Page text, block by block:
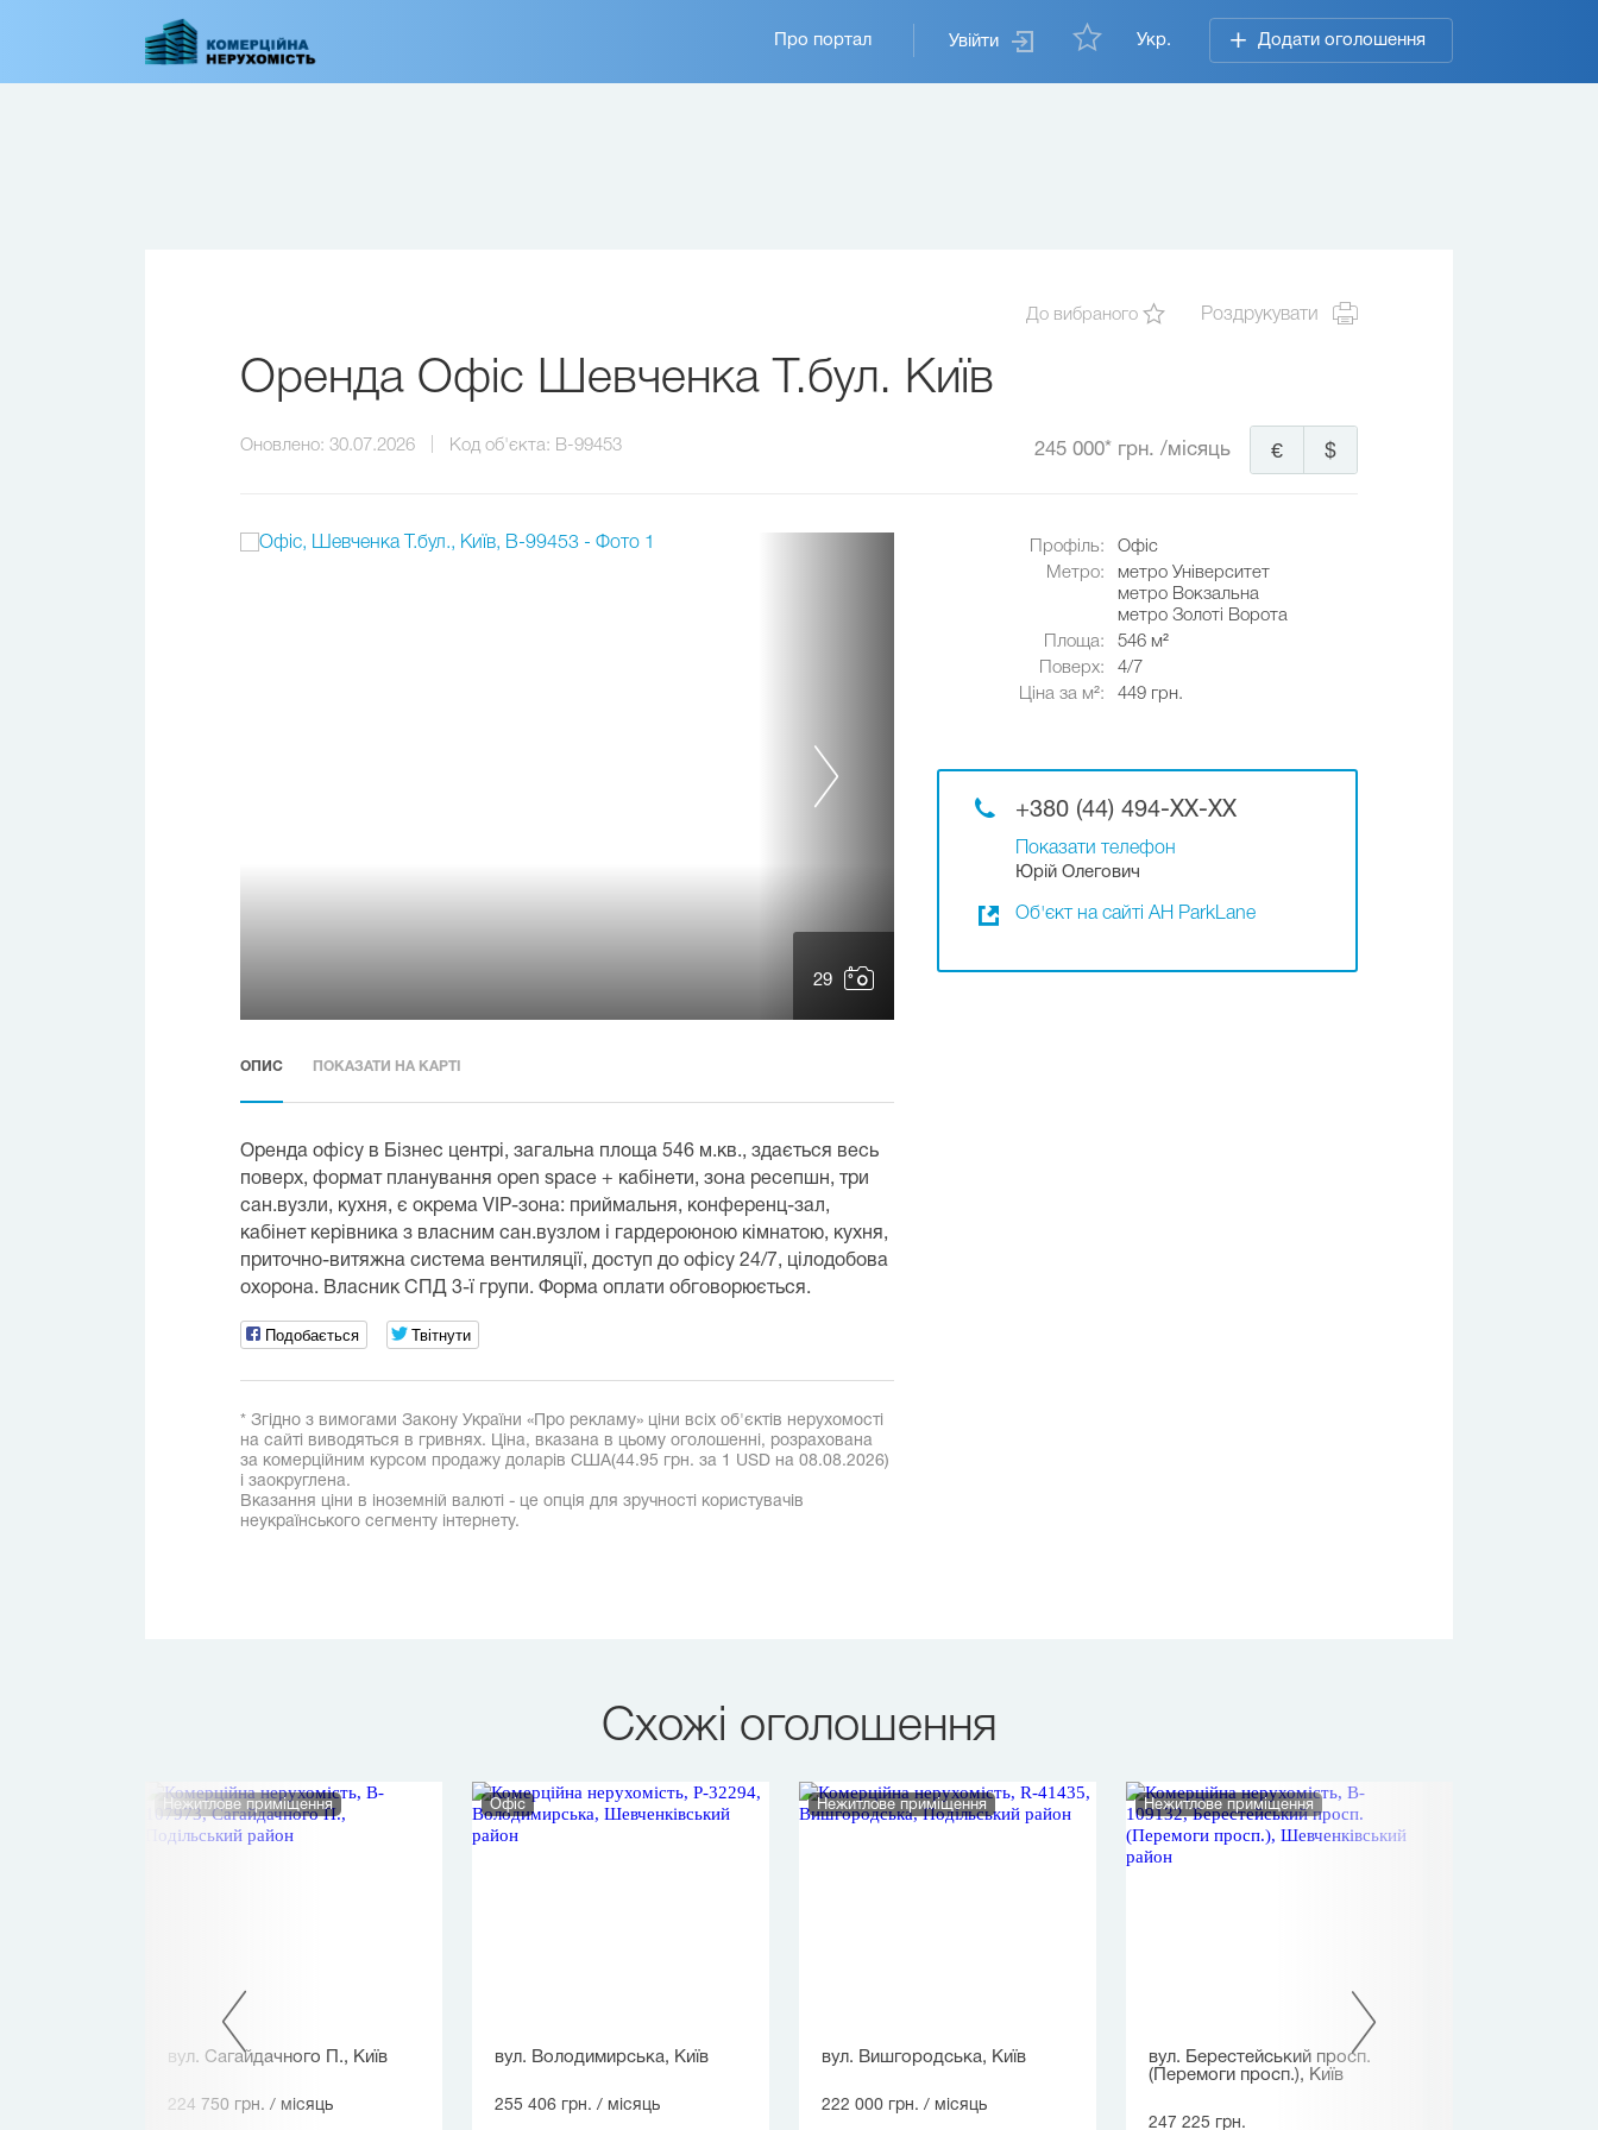
Увійти Укр. Додати оголошення
Основная
навигация
Про портал
До вибраного Роздрукувати
Оренда Офіс Шевченка Т.бул. Київ
Оновлено: 30.07.2026 Код об'єкта: B-99453 245 000* грн. /місяць $
€
29
Профіль:
Офіс
Метро:
метро Університет
метро Вокзальна
метро Золоті Ворота
Площа:
546 м²
Поверх:
4/7
Ціна за м²:
449 грн.
+380 (44) 494-XX-XX
Показати телефон
Юрій Олегович
Об'єкт на сайті АН ParkLane
ОПИС ПОКАЗАТИ НА КАРТІ
Оренда офісу в Бізнес центрі, загальна площа 546 м.кв., здається весь
поверх, формат планування open space + кабінети, зона ресепшн, три
сан.вузли, кухня, є окрема VIP-зона: приймальня, конференц-зал,
кабінет керівника з власним сан.вузлом і гардероюною кімнатою, кухня,
приточно-витяжна система вентиляції, доступ до офісу 24/7, цілодобова
охорона. Власник СПД 3-ї групи. Форма оплати обговорюється.
Подобається Твітнути
* Згідно з вимогами Закону України «Про рекламу» ціни всіх об'єктів нерухомості
на сайті виводяться в гривнях. Ціна, вказана в цьому оголошенні, розрахована
за комерційним курсом продажу доларів США(44.95 грн. за 1 USD на 08.08.2026)
і заокруглена.
Вказання ціни в іноземній валюті - це опція для зручності користувачів
неукраїнського сегменту інтернету.
Схожі оголошення
Нежитлове приміщення
вул. Сагайдачного П., Київ
224 750 грн. / місяць
Офіс
вул. Володимирська, Київ
255 406 грн. / місяць
Нежитлове приміщення
вул. Вишгородська, Київ
222 000 грн. / місяць
Нежитлове приміщення
вул. Берестейський просп.
(Перемоги просп.), Київ
247 225 грн.